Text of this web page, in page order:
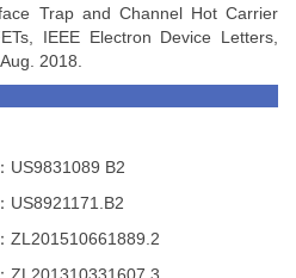
Trap and Channel Hot Carrier
IEEE Electron Device Letters,
2018.
US9831089 B2
US8921171.B2
ZL201510661889.2